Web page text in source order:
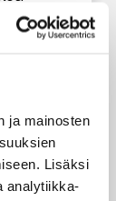
ja mainosten
Lisäksi
analytiikka-
ja
ja